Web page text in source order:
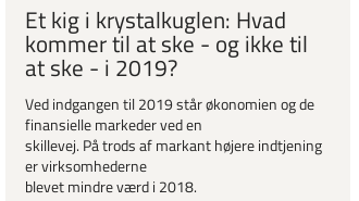
Et kig i krystalkuglen: Hvad
kommer til at ske - og ikke til
at ske - i 2019?
Ved indgangen til 2019 står økonomien og de
finansielle markeder ved en
skillevej. På trods af markant højere indtjening
er virksomhederne
blevet mindre værd i 2018.